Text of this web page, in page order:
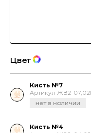
Цвет
Кисть №7
Артикул ЖВ2-
нет в наличии
Кисть №4